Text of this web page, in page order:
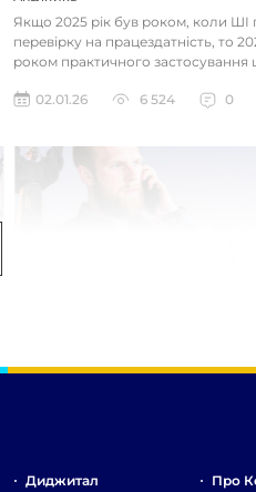
Якщо 2025 рік був роком, коли
перевірку на працездатність, то
роком практичного застосування
02.01.26
6 524 0
Диджитал Про